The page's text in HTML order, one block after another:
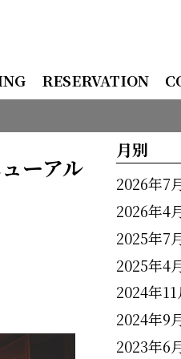
RESERVATION
ーアル
月別
2026年7
2026年4
2025年7
2025年4
2024年11
2024年9
2023年6